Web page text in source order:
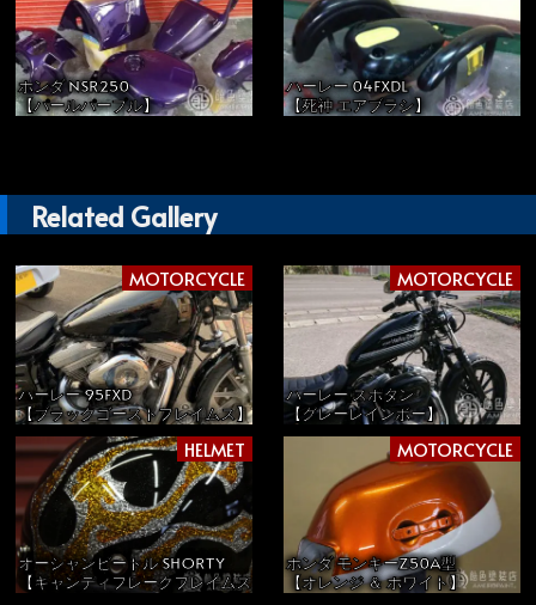
ホンダ NSR250
【パールパープル】
ハーレー 04FXDL
【死神 エアブラシ】
Related Gallery
MOTORCYCLE
ハーレー 95FXD
【ブラックゴーストフレイムス】
MOTORCYCLE
ハーレー スポタン
【グレーレインボー】
HELMET
オーシャンビートル SHORTY
【キャンディフレークフレイムス】
MOTORCYCLE
ホンダ モンキーZ50A型
【オレンジ ＆ ホワイト】